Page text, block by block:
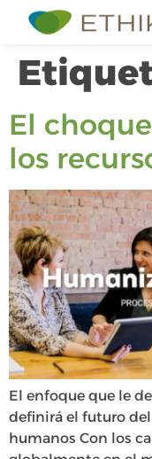
El
los
El enfoque que le
definirá el futuro
humanos Con los